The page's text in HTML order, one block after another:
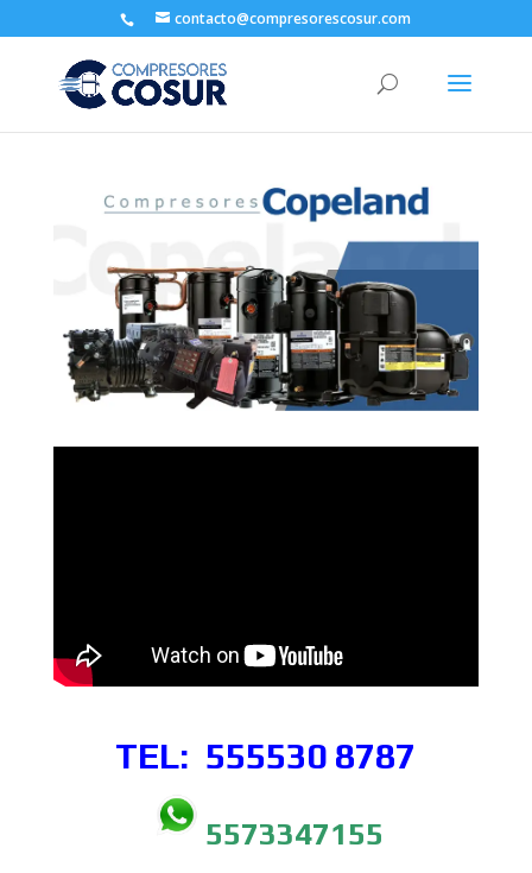
contacto@compresorescosur.com
TEL: 555530 8787
5573347155